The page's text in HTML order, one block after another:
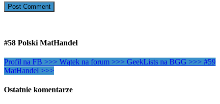
#58 Polski MatHandel
Profil na FB >>> Wątek na forum >>> GeekLists na BGG >>> #59
MatHandel >>>
Ostatnie komentarze